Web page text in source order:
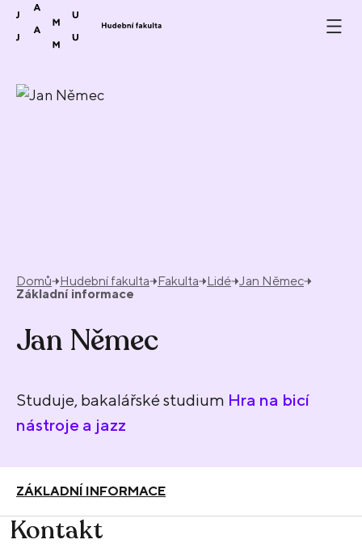
Přeskočit na obsah
Domů Hudební fakulta Fakulta Lidé Jan Němec
Základní informace
Jan Němec
Studuje, bakalářské studium Hra na bicí
nástroje a jazz
ZÁKLADNÍ INFORMACE
Kontakt